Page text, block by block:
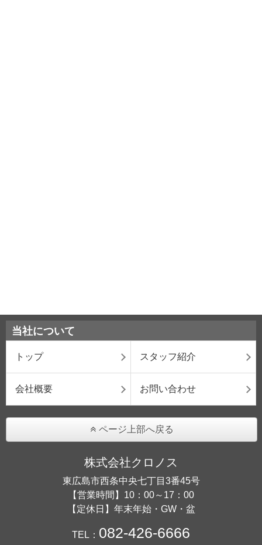
当社について
トップ スタッフ紹介
会社概要 お問い合わせ
ページ上部へ戻る
株式会社クロノス
東広島市西条中央七丁目3番45号
【営業時間】10：00～17：00
【定休日】年末年始・GW・盆
TEL： 082-426-6666